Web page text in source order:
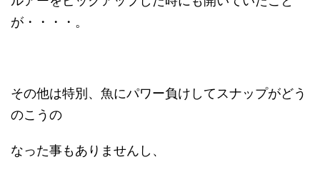
が・・・・。
その他は特別、魚にパワー負けしてスナップがどう
のこうの
なった事もありませんし、